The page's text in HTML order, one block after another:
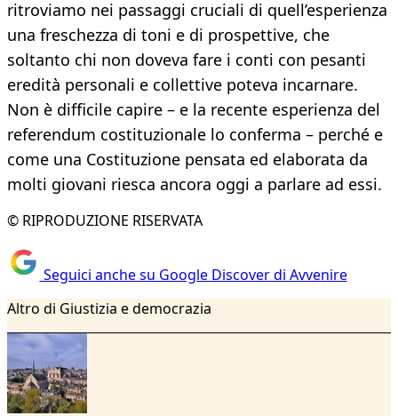
ritroviamo nei passaggi cruciali di quell’esperienza
una freschezza di toni e di prospettive, che
soltanto chi non doveva fare i conti con pesanti
eredità personali e collettive poteva incarnare.
Non è difficile capire – e la recente esperienza del
referendum costituzionale lo conferma – perché e
come una Costituzione pensata ed elaborata da
molti giovani riesca ancora oggi a parlare ad essi.
© RIPRODUZIONE RISERVATA
Seguici anche su Google Discover di Avvenire
Altro di Giustizia e democrazia